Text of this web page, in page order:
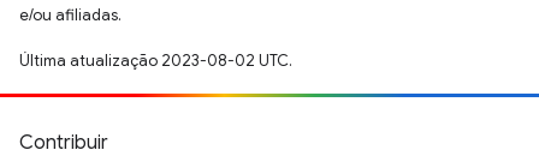
e/ou afiliadas.
Última atualização 2023-08-02 UTC.
Contribuir